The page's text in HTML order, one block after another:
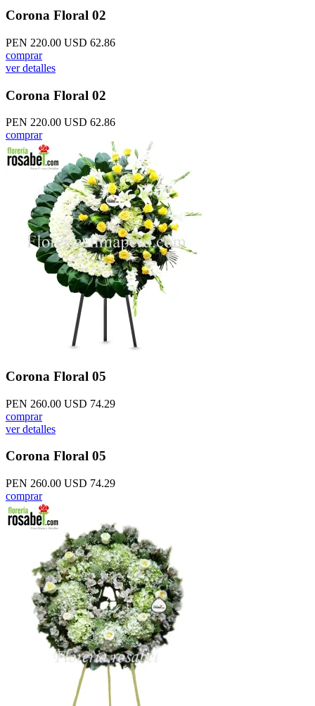
Corona Floral 02
PEN 220.00 USD 62.86
comprar
ver detalles
Corona Floral 02
PEN 220.00 USD 62.86
comprar
Corona Floral 05
PEN 260.00 USD 74.29
comprar
ver detalles
Corona Floral 05
PEN 260.00 USD 74.29
comprar